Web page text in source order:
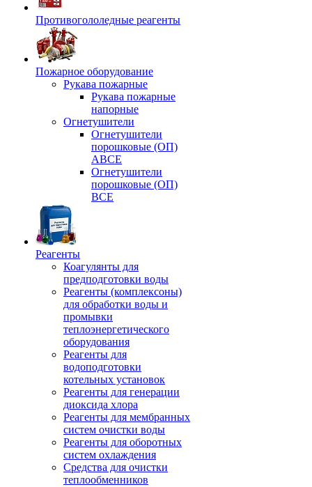
Противогололедные реагенты
Пожарное оборудование
Рукава пожарные
Рукава пожарные
напорные
Огнетушители
Огнетушители
порошковые (ОП)
АВСЕ
Огнетушители
порошковые (ОП)
ВСЕ
Реагенты
Коагулянты для
предподготовки воды
Реагенты (комплексоны)
для обработки воды и
промывки
теплоэнергетического
оборудования
Реагенты для
водоподготовки
котельных установок
Реагенты для генерации
диоксида хлора
Реагенты для мембранных
систем очистки воды
Реагенты для оборотных
систем охлаждения
Средства для очистки
теплообменников